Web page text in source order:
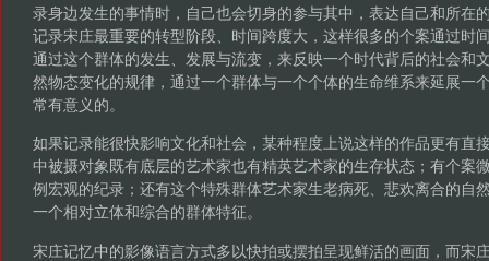
录身边发生的事情时，自己也会切身的参与其中，表达自己和所在
记录宋庄最重要的转型阶段、时间跨度大，这样很多的个案通过时
通过这个群体的发生、发展与流变，来反映一个时代背后的社会和
然物态变化的规律，通过一个群体与一个个体的生命维系来延展一
常有意义的。
如果记录能很快影响文化和社会，某种程度上说这样的作品更有直
中被摄对象既有底层的艺术家也有精英艺术家的生存状态；有个案
例宏观的纪录；还有这个特殊群体艺术家生老病死、悲欢离合的自
一个相对立体和综合的群体特征。
宋庄记忆中的影像语言方式多以快拍或摆拍呈现鲜活的画面，而宋